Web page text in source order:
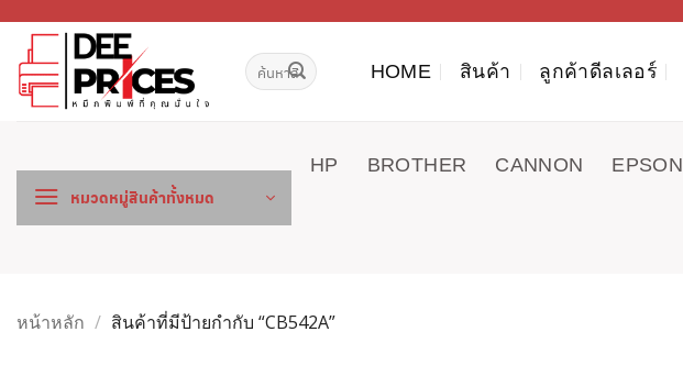
เนื้อหา
ค้นหา: HOME สินค้า ลูกค้าดีลเลอร์
หมวดหมู่สินค้าทั้งหมด
HP BROTHER CANNON EPSON
หน้าหลัก / สินค้าที่มีป้ายกำกับ “CB542A”